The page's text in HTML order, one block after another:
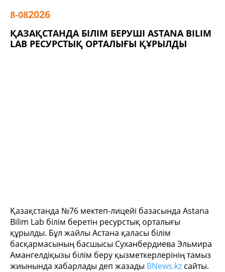
8-082026
ҚАЗАҚСТАНДА БІЛІМ БЕРУШІ ASTANA BILIM
LAB РЕСУРСТЫҚ ОРТАЛЫҒЫ ҚҰРЫЛДЫ
Қазақстанда №76 мектеп-лицейі базасында Astana
Bilim Lab білім беретін ресурстық орталығы
құрылды. Бұл жайлы Астана қаласы білім
басқармасының басшысы Суханбердиева Эльмира
Амангелдіқызы білім беру қызметкерлерінің тамыз
жиынында хабарлады деп жазады BNews.kz сайты.